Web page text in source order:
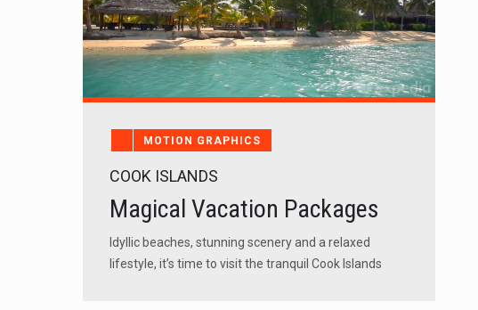
MOTION GRAPHICS
COOK ISLANDS
Magical Vacation Packages
Idyllic beaches, stunning scenery and a relaxed
lifestyle, it’s time to visit the tranquil Cook Islands